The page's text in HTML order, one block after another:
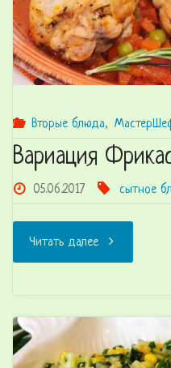
Вторые блюда,
Вариация
05.06.2017 сытное
Читать далее"Вариация
из
курицы"